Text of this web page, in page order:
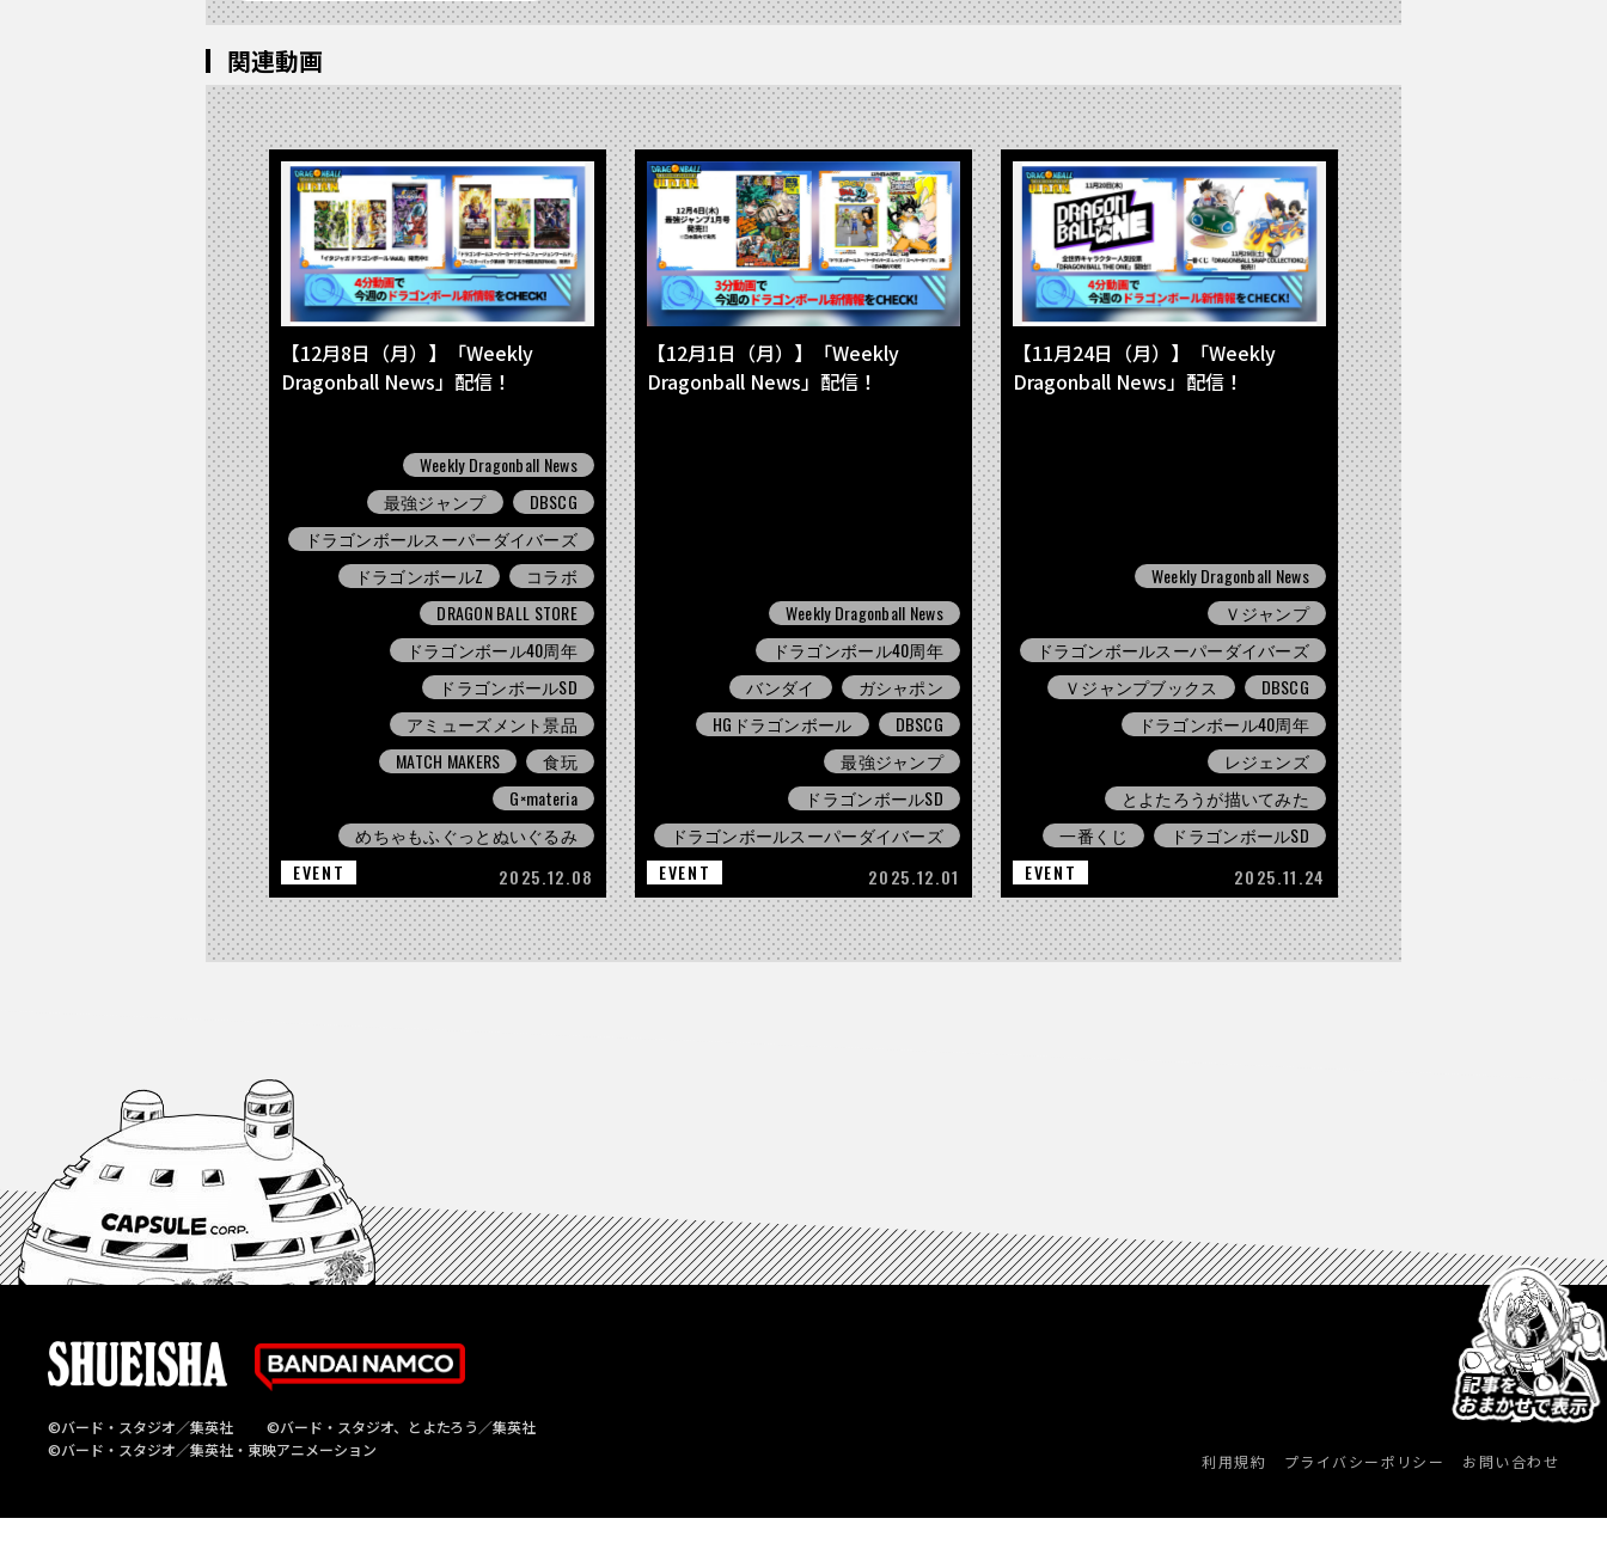
関連動画
【12月8日（月）】「Weekly
Dragonball News」配信！
Weekly Dragonball News
最強ジャンプ
DBSCG
ドラゴンボールスーパーダイバーズ
ドラゴンボールZ
コラボ
DRAGON BALL STORE
ドラゴンボール40周年
ドラゴンボールSD
アミューズメント景品
MATCH MAKERS
食玩
G×materia
めちゃもふぐっとぬいぐるみ
EVENT
2025.12.08
【12月1日（月）】「Weekly
Dragonball News」配信！
Weekly Dragonball News
ドラゴンボール40周年
バンダイ
ガシャポン
HGドラゴンボール
DBSCG
最強ジャンプ
ドラゴンボールSD
ドラゴンボールスーパーダイバーズ
EVENT
2025.12.01
【11月24日（月）】「Weekly
Dragonball News」配信！
Weekly Dragonball News
Ｖジャンプ
ドラゴンボールスーパーダイバーズ
Ｖジャンプブックス
DBSCG
ドラゴンボール40周年
レジェンズ
とよたろうが描いてみた
一番くじ
ドラゴンボールSD
EVENT
2025.11.24
©バード・スタジオ／集英社
©バード・スタジオ、とよたろう／集英社
©バード・スタジオ／集英社・東映アニメーション
利用規約 プライバシーポリシー お問い合わせ